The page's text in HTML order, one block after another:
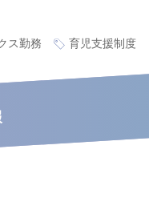
ス勤務 育児支援制度